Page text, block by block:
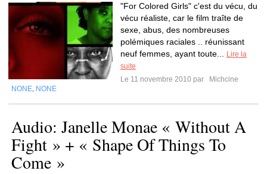
"For Colored Girls" c'est du vécu, du
vécu réaliste, car le film traîte de
sexe, abus, des nombreuses
polémiques raciales .. réunissant
neuf femmes, ayant toute...
Lire la
suite
Le 11 novembre 2010 par
Michcine
NONE NONE
Audio: Janelle Monae « Without A
Fight » + « Shape Of Things To
Come »